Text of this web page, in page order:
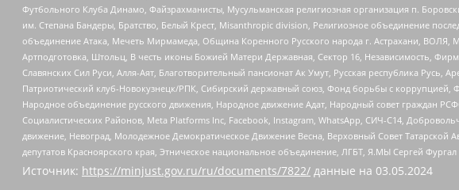
Футбольного Клуба Динамо, Файзрахманисты, Мусульманская религиозная организация п.
им. Степана Бандеры, Братство, Белый Крест, Misanthropic division, Религиозное объединение
объединение Атака, Мечеть Мирмамеда, Община Коренного Русского народа г. Астрахани, ВОЛЯ,
Артподготовка, Штольц, В честь иконы Божией Матери Державная, Сектор 16, Независимость,
Славянских Сил Руси, Алля-Аят, Благотворительный пансионат Ак Умут, Русская республика
Патриотический клуб-Новокузнецк/РПК, Сибирский державный союз, Фонд борьбы с коррупцией,
Народное объединение русского движения, Народное движение Адат, Народный совет граждан
Социалистических Районов, Meta Platforms Inc, Facebook, Instagram, WhatsApp, СИЧ-С14,
движение, Невоград, Молодежное Демократическое Движение Весна, Верховный Совет Татарской
депутатов Красноярского края, Этническое национальное объединение, ЛГБТ, Я.МЫ Сергей Фургал
Источник: https://minjust.gov.ru/ru/documents/7822/ данные на 03.05.2024